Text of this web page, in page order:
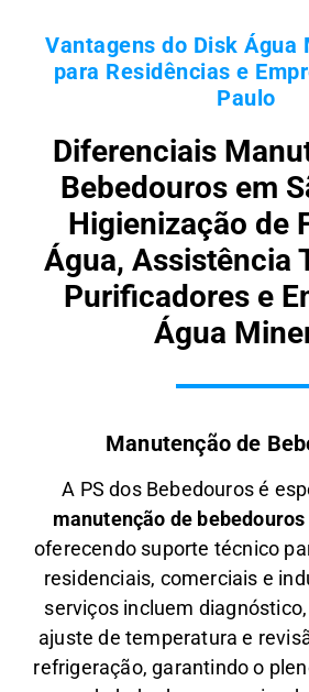
Vantagens do Disk Água
para Residências e
Paulo
Diferenciais
Bebedouros em
Higienização de
Água, Assistência
Purificadores e
Água
Manutenção de
A PS dos Bebedouros é
manutenção de
oferecendo suporte técnico
residenciais, comerciais e
serviços incluem
ajuste de temperatura e
refrigeração, garantindo o